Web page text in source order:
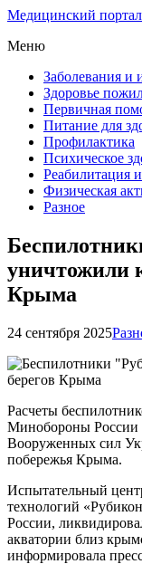
Медицинский портал
Меню
Заболевания и
Здоровье
Первичная
Питание для
Профилактика
Психическое
Реабилитация
Физическая
Разное
уничтожили
Крыма
24 сентября 2025
Расчеты
Минобороны России
Вооруженных сил
побережья Крыма.
Испытательный
технологий
России,
акватории близ
информировала